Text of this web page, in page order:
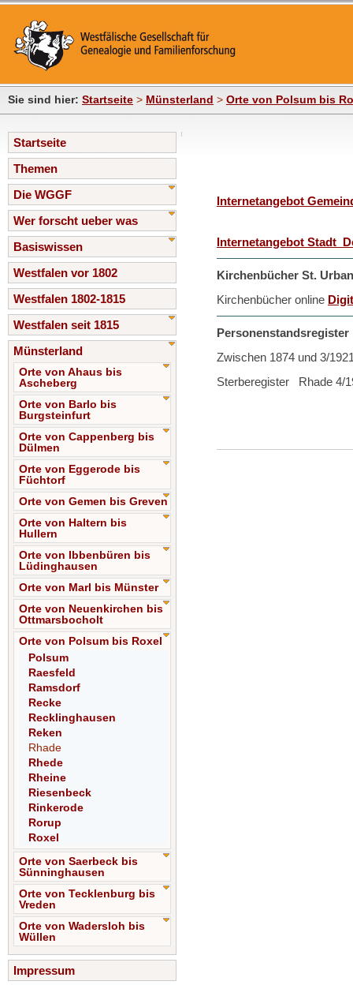
Sie sind hier: Startseite > Münsterland > Orte von Polsum bis
Startseite
Themen
Die WGGF
Wer forscht ueber was
Basiswissen
Westfalen vor 1802
Westfalen 1802-1815
Westfalen seit 1815
Münsterland
Orte von Ahaus bis
Ascheberg
Orte von Barlo bis
Burgsteinfurt
Orte von Cappenberg bis
Dülmen
Orte von Eggerode bis
Füchtorf
Orte von Gemen bis Greven
Orte von Haltern bis
Hullern
Orte von Ibbenbüren bis
Lüdinghausen
Orte von Marl bis Münster
Orte von Neuenkirchen bis
Ottmarsbocholt
Orte von Polsum bis Roxel
Polsum
Raesfeld
Ramsdorf
Recke
Recklinghausen
Reken
Rhade
Rhede
Rheine
Riesenbeck
Rinkerode
Rorup
Roxel
Orte von Saerbeck bis
Sünninghausen
Orte von Tecklenburg bis
Vreden
Orte von Wadersloh bis
Wüllen
Impressum
Internetangebot
Internetangebot Stadt
Kirchenbücher St.
Kirchenbücher online
Personenstandsregister
Zwischen 1874 und 3/
Sterberegister Rhade 4/